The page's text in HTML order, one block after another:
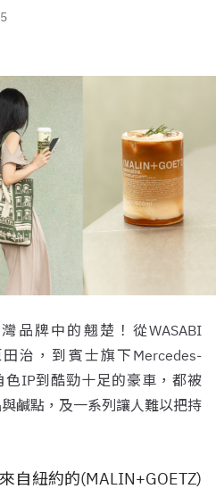
品牌中的翹楚！從WASABI
治，到賓士旗下Mercedes-
色IP到酷勁十足的豪車，都被
鹹點，及一系列讓人難以把持
自紐約的(MALIN+GOETZ)